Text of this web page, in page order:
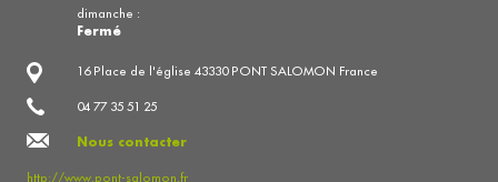
16 Place de l'église 43330 PONT SALOMON France
04 77 35 51 25
Nous contacter
http://www.pont-salomon.fr
dimanche :
Fermé